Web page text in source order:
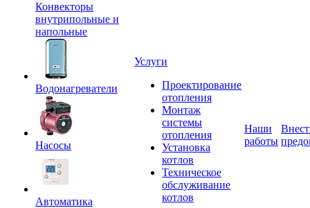
Конвекторы
внутрипольные и
напольные
Водонагреватели
Насосы
Автоматика
Услуги
Проектирование
отопления
Монтаж
системы
отопления
Установка
котлов
Техническое
обслуживание
котлов
Наши
работы